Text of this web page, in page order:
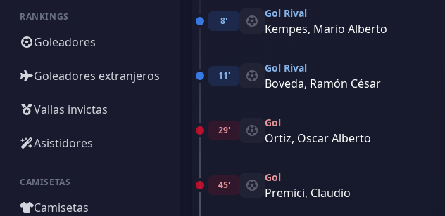
RANKINGS
Goleadores
Goleadores extranjeros
Vallas invictas
Asistidores
CAMISETAS
Camisetas
8'
Gol Rival
Kempes, Mario Alberto
11'
Gol Rival
Boveda, Ramón César
29'
Gol
Ortiz, Oscar Alberto
45'
Gol
Premici, Claudio